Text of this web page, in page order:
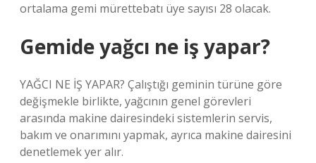
ortalama gemi mürettebatı üye sayısı 28 olacak.
Gemide yağcı ne iş yapar?
YAĞCI NE İŞ YAPAR? Çalıştığı geminin türüne göre
değişmekle birlikte, yağcının genel görevleri
arasında makine dairesindeki sistemlerin servis,
bakım ve onarımını yapmak, ayrıca makine dairesini
denetlemek yer alır.